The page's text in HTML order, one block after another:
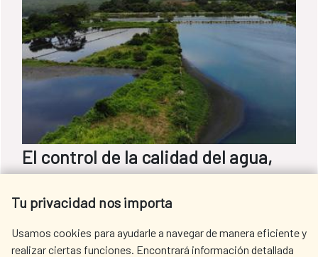
El control de la calidad del agua,
sostenible de los recursos hídricos
Conseguir que el agua siga siendo un bien
Tu privacidad nos importa
Usamos cookies para ayudarle a navegar de manera eficiente y
realizar ciertas funciones. Encontrará información detallada